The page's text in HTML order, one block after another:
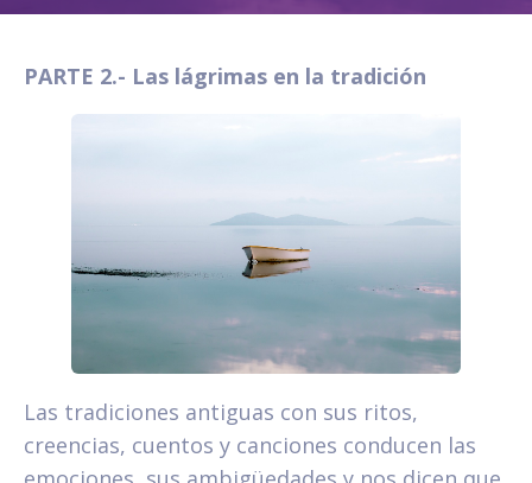
PARTE 2.- Las lágrimas en la tradición
Las tradiciones antiguas con sus ritos,
creencias, cuentos y canciones conducen las